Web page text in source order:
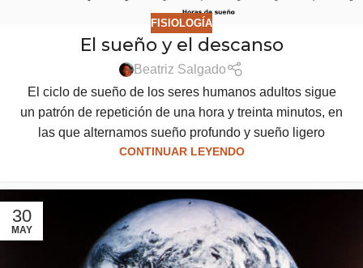
FISIOLOGÍA
El sueño y el descanso
Beatriz Salgado
El ciclo de sueño de los seres humanos adultos sigue
un patrón de repetición de una hora y treinta minutos, en
las que alternamos sueño profundo y sueño ligero
CONTINUAR LEYENDO
30
MAY